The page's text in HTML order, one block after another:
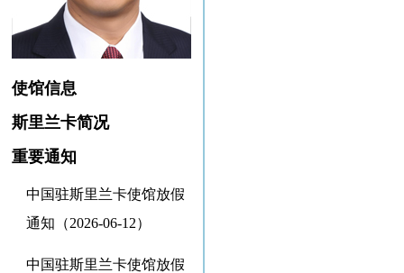
使馆信息
斯里兰卡简况
重要通知
中国驻斯里兰卡使馆放假
通知（2026-06-12）
中国驻斯里兰卡使馆放假